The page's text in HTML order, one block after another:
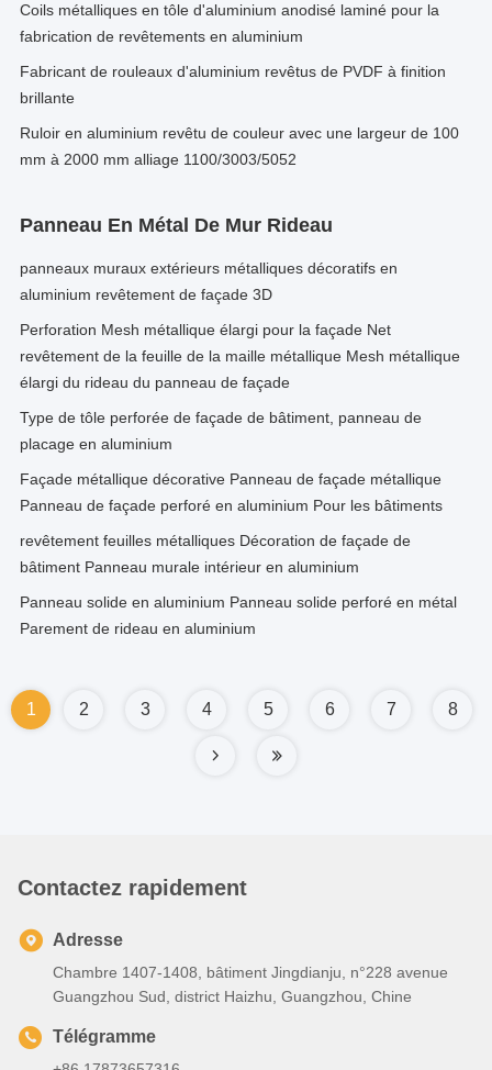
Coils métalliques en tôle d'aluminium anodisé laminé pour la
fabrication de revêtements en aluminium
Fabricant de rouleaux d'aluminium revêtus de PVDF à finition
brillante
Ruloir en aluminium revêtu de couleur avec une largeur de 100
mm à 2000 mm alliage 1100/3003/5052
Panneau En Métal De Mur Rideau
panneaux muraux extérieurs métalliques décoratifs en
aluminium revêtement de façade 3D
Perforation Mesh métallique élargi pour la façade Net
revêtement de la feuille de la maille métallique Mesh métallique
élargi du rideau du panneau de façade
Type de tôle perforée de façade de bâtiment, panneau de
placage en aluminium
Façade métallique décorative Panneau de façade métallique
Panneau de façade perforé en aluminium Pour les bâtiments
revêtement feuilles métalliques Décoration de façade de
bâtiment Panneau murale intérieur en aluminium
Panneau solide en aluminium Panneau solide perforé en métal
Parement de rideau en aluminium
1 2 3 4 5 6 7 8
Contactez rapidement
Adresse
Chambre 1407-1408, bâtiment Jingdianju, n°228 avenue
Guangzhou Sud, district Haizhu, Guangzhou, Chine
Télégramme